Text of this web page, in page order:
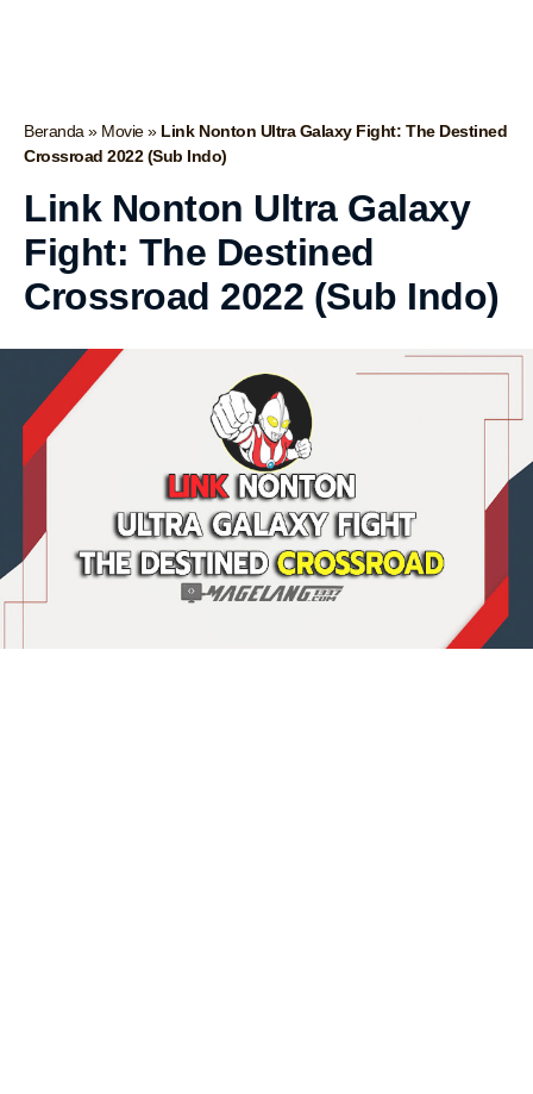
Beranda» Movie» Link Nonton Ultra Galaxy Fight: The Destined
Crossroad 2022 (Sub Indo)
Link Nonton Ultra Galaxy
Fight: The Destined
Crossroad 2022 (Sub Indo)